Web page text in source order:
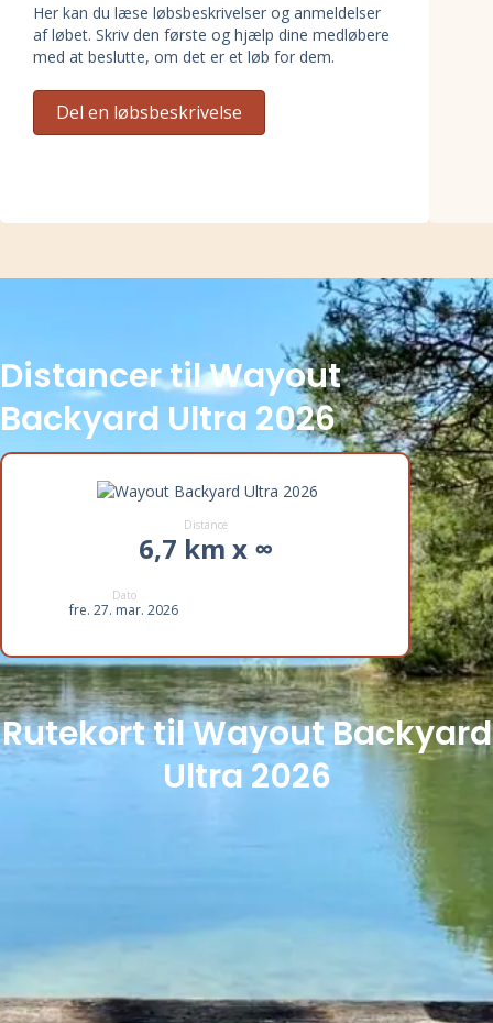
Her kan du læse løbsbeskrivelser og anmeldelser
af løbet. Skriv den første og hjælp dine medløbere
med at beslutte, om det er et løb for dem.
Del en løbsbeskrivelse
Distancer til Wayout
Backyard Ultra 2026
Distance
6,7 km x ∞
Dato
fre. 27. mar. 2026
Rutekort til Wayout Backyard
Ultra 2026